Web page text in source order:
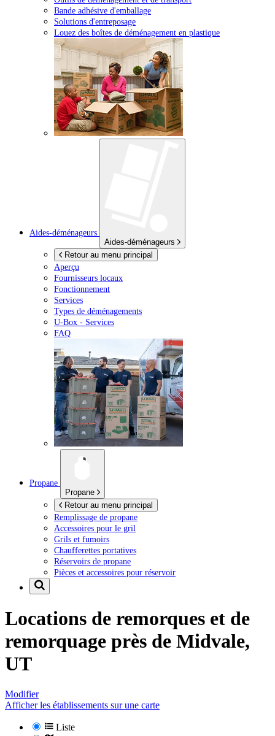
Bande adhésive d'emballage
Solutions d'entreposage
Louez des boîtes de déménagement en plastique
Aides-déménageurs
Aides-déménageurs
Retour au menu principal
Aperçu
Fournisseurs locaux
Fonctionnement
Services
Types de déménagements
U-Box - Services
FAQ
Propane
Propane
Retour au menu principal
Remplissage de propane
Accessoires pour le gril
Grils et fumoirs
Chaufferettes portatives
Réservoirs de propane
Pièces et accessoires pour réservoir
Locations de remorques et de
remorquage près de Midvale,
UT
Modifier
Afficher les établissements sur une carte
Liste